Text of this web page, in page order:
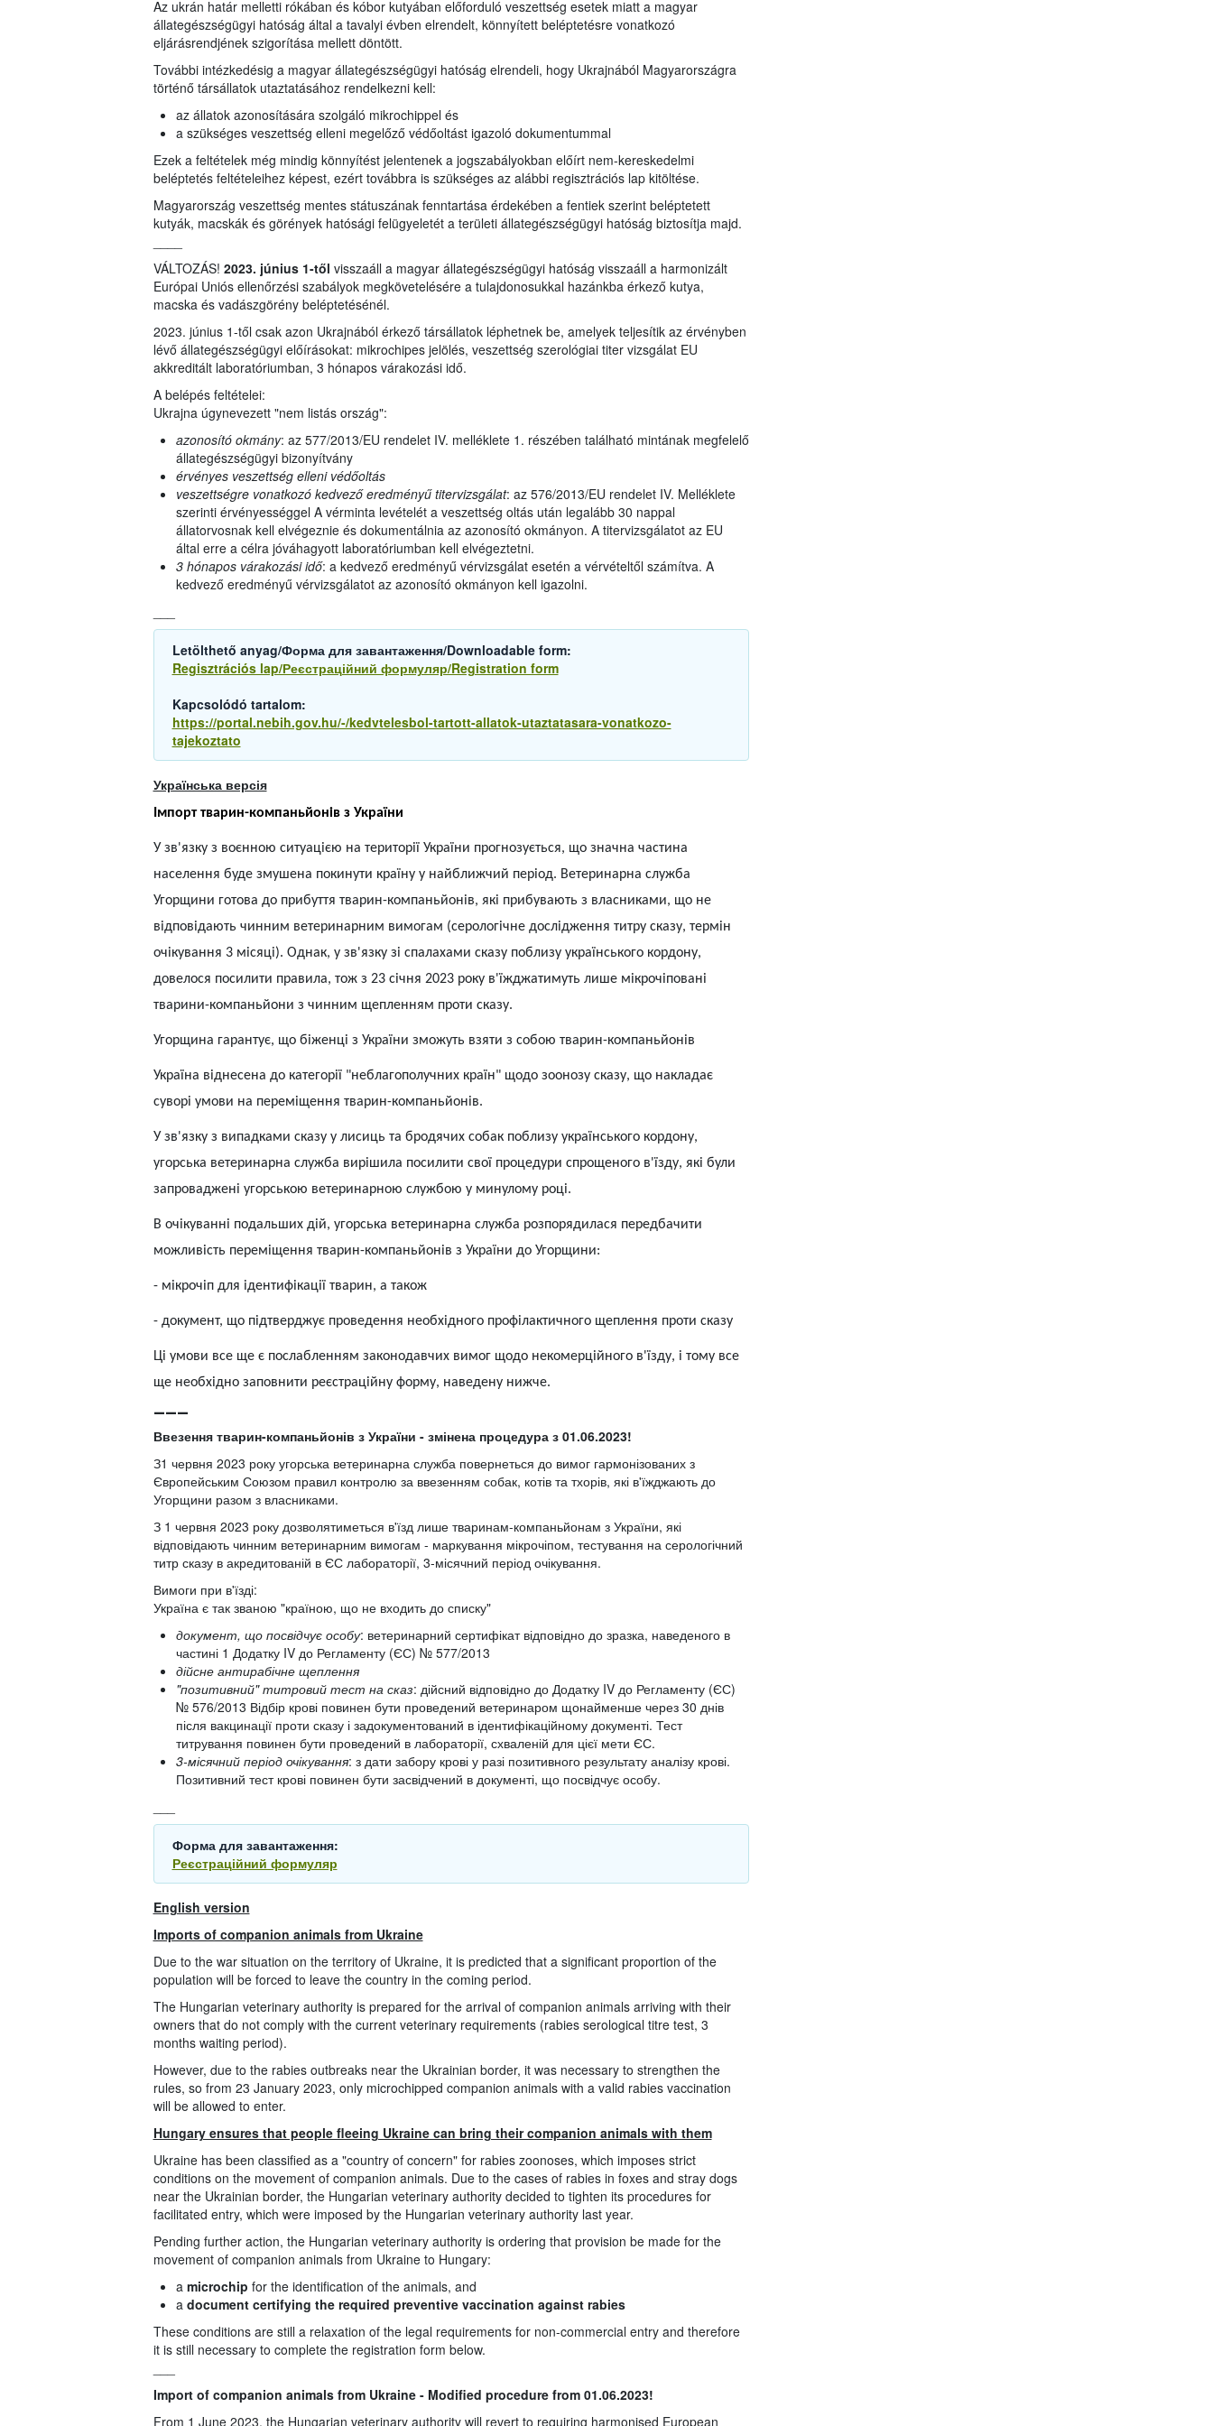
Az ukrán határ melletti rókában és kóbor kutyában előforduló veszettség esetek miatt a magyar
állategészségügyi hatóság által a tavalyi évben elrendelt, könnyített beléptetésre vonatkozó
eljárásrendjének szigorítása mellett döntött.
További intézkedésig a magyar állategészségügyi hatóság elrendeli, hogy Ukrajnából Magyarországra
történő társállatok utaztatásához rendelkezni kell:
az állatok azonosítására szolgáló mikrochippel és
a szükséges veszettség elleni megelőző védőoltást igazoló dokumentummal
Ezek a feltételek még mindig könnyítést jelentenek a jogszabályokban előírt nem-kereskedelmi
beléptetés feltételeihez képest, ezért továbbra is szükséges az alábbi regisztrációs lap kitöltése.
Magyarország veszettség mentes státuszának fenntartása érdekében a fentiek szerint beléptetett
kutyák, macskák és görények hatósági felügyeletét a területi állategészségügyi hatóság biztosítja majd.
VÁLTOZÁS! 2023. június 1-től visszaáll a magyar állategészségügyi hatóság visszaáll a harmonizált
Európai Uniós ellenőrzési szabályok megkövetelésére a tulajdonosukkal hazánkba érkező kutya,
macska és vadászgörény beléptetésénél.
2023. június 1-től csak azon Ukrajnából érkező társállatok léphetnek be, amelyek teljesítik az érvényben
lévő állategészségügyi előírásokat: mikrochipes jelölés, veszettség szerológiai titer vizsgálat EU
akkreditált laboratóriumban, 3 hónapos várakozási idő.
A belépés feltételei:
Ukrajna úgynevezett "nem listás ország":
azonosító okmány: az 577/2013/EU rendelet IV. melléklete 1. részében található mintának megfelelő
állategészségügyi bizonyítvány
érvényes veszettség elleni védőoltás
veszettségre vonatkozó kedvező eredményű titervizsgálat: az 576/2013/EU rendelet IV. Melléklete
szerinti érvényességgel A vérminta levételét a veszettség oltás után legalább 30 nappal
állatorvosnak kell elvégeznie és dokumentálnia az azonosító okmányon. A titervizsgálatot az EU
által erre a célra jóváhagyott laboratóriumban kell elvégeztetni.
3 hónapos várakozási idő: a kedvező eredményű vérvizsgálat esetén a vérvételtől számítva. A
kedvező eredményű vérvizsgálatot az azonosító okmányon kell igazolni.
Letölthető anyag/Форма для завантаження/Downloadable form:
Regisztrációs lap/Реєстраційний формуляр/Registration form
Kapcsolódó tartalom:
https://portal.nebih.gov.hu/-/kedvtelesbol-tartott-allatok-utaztatasara-vonatkozo-
tajekoztato
Українська версія
Імпорт тварин-компаньйонів з України
У зв'язку з воєнною ситуацією на території України прогнозується, що значна частина
населення буде змушена покинути країну у найближчий період. Ветеринарна служба
Угорщини готова до прибуття тварин-компаньйонів, які прибувають з власниками, що не
відповідають чинним ветеринарним вимогам (серологічне дослідження титру сказу, термін
очікування 3 місяці). Однак, у зв'язку зі спалахами сказу поблизу українського кордону,
довелося посилити правила, тож з 23 січня 2023 року в'їжджатимуть лише мікрочіповані
тварини-компаньйони з чинним щепленням проти сказу.
Угорщина гарантує, що біженці з України зможуть взяти з собою тварин-компаньйонів
Україна віднесена до категорії "неблагополучних країн" щодо зоонозу сказу, що накладає
суворі умови на переміщення тварин-компаньйонів.
У зв'язку з випадками сказу у лисиць та бродячих собак поблизу українського кордону,
угорська ветеринарна служба вирішила посилити свої процедури спрощеного в'їзду, які були
запроваджені угорською ветеринарною службою у минулому році.
В очікуванні подальших дій, угорська ветеринарна служба розпорядилася передбачити
можливість переміщення тварин-компаньйонів з України до Угорщини:
- мікрочіп для ідентифікації тварин, а також
- документ, що підтверджує проведення необхідного профілактичного щеплення проти сказу
Ці умови все ще є послабленням законодавчих вимог щодо некомерційного в'їзду, і тому все
ще необхідно заповнити реєстраційну форму, наведену нижче.
___
Ввезення тварин-компаньйонів з України - змінена процедура з 01.06.2023!
З1 червня 2023 року угорська ветеринарна служба повернеться до вимог гармонізованих з
Європейським Союзом правил контролю за ввезенням собак, котів та тхорів, які в'їжджають до
Угорщини разом з власниками.
З 1 червня 2023 року дозволятиметься в'їзд лише тваринам-компаньйонам з України, які
відповідають чинним ветеринарним вимогам - маркування мікрочіпом, тестування на серологічний
титр сказу в акредитованій в ЄС лабораторії, 3-місячний період очікування.
Вимоги при в'їзді:
Україна є так званою "країною, що не входить до списку"
документ, що посвідчує особу: ветеринарний сертифікат відповідно до зразка, наведеного в
частині 1 Додатку IV до Регламенту (ЄС) № 577/2013
дійсне антирабічне щеплення
"позитивний" титровий тест на сказ: дійсний відповідно до Додатку IV до Регламенту (ЄС)
№ 576/2013 Відбір крові повинен бути проведений ветеринаром щонайменше через 30 днів
після вакцинації проти сказу і задокументований в ідентифікаційному документі. Тест
титрування повинен бути проведений в лабораторії, схваленій для цієї мети ЄС.
3-місячний період очікування: з дати забору крові у разі позитивного результату аналізу крові.
Позитивний тест крові повинен бути засвідчений в документі, що посвідчує особу.
Форма для завантаження:
Реєстраційний формуляр
English version
Imports of companion animals from Ukraine
Due to the war situation on the territory of Ukraine, it is predicted that a significant proportion of the
population will be forced to leave the country in the coming period.
The Hungarian veterinary authority is prepared for the arrival of companion animals arriving with their
owners that do not comply with the current veterinary requirements (rabies serological titre test, 3
months waiting period).
However, due to the rabies outbreaks near the Ukrainian border, it was necessary to strengthen the
rules, so from 23 January 2023, only microchipped companion animals with a valid rabies vaccination
will be allowed to enter.
Hungary ensures that people fleeing Ukraine can bring their companion animals with them
Ukraine has been classified as a "country of concern" for rabies zoonoses, which imposes strict
conditions on the movement of companion animals. Due to the cases of rabies in foxes and stray dogs
near the Ukrainian border, the Hungarian veterinary authority decided to tighten its procedures for
facilitated entry, which were imposed by the Hungarian veterinary authority last year.
Pending further action, the Hungarian veterinary authority is ordering that provision be made for the
movement of companion animals from Ukraine to Hungary:
a microchip for the identification of the animals, and
a document certifying the required preventive vaccination against rabies
These conditions are still a relaxation of the legal requirements for non-commercial entry and therefore
it is still necessary to complete the registration form below.
Import of companion animals from Ukraine - Modified procedure from 01.06.2023!
From 1 June 2023, the Hungarian veterinary authority will revert to requiring harmonised European